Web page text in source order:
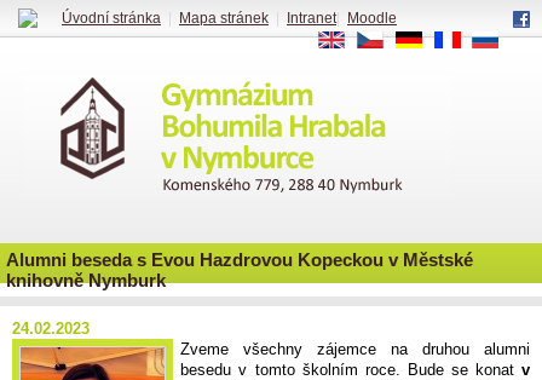
Alumni beseda s Evou Hazdrovou Kopeckou v Městské
knihovně Nymburk
24.02.2023
Zveme všechny zájemce na druhou alumni
besedu v tomto školním roce. Bude se konat v
Úvodní stránka Mapa stránek Intranet|
Moodle
EN
CS DE FR RU